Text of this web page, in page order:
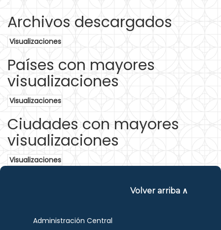
Archivos descargados
Visualizaciones
Países con mayores
visualizaciones
Visualizaciones
Ciudades con mayores
visualizaciones
Visualizaciones
Volver arriba ∧
Administración Central